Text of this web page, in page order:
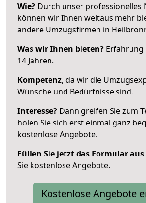
Wie? Durch unser professionelles
können wir Ihnen weitaus mehr
andere Umzugsfirmen in
Was wir Ihnen bieten? Erfahrung
14 Jahren.
Kompetenz, da wir die
Wünsche und Bedürfnisse sind.
Interesse? Dann greifen Sie zum
holen Sie sich erst einmal ganz
kostenlose Angebote.
Füllen Sie jetzt das Formular aus
Sie kostenlose Angebote.
Kostenlose Angebote